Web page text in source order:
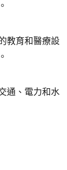
教育和醫療設
通、電力和水